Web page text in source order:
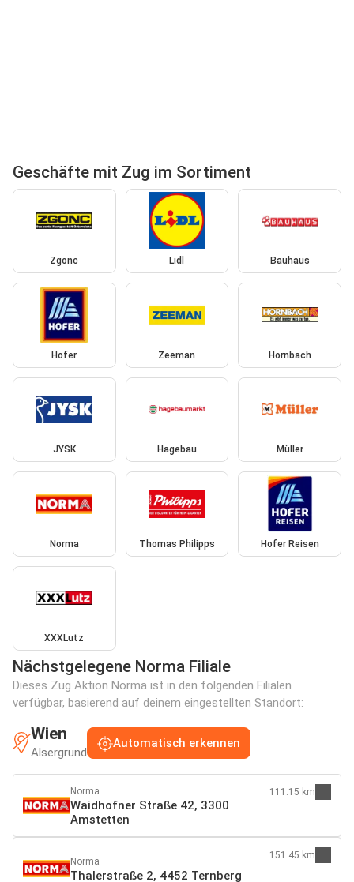
Geschäfte mit Zug im Sortiment
Zgonc Lidl Bauhaus
Hofer Zeeman Hornbach
JYSK Hagebau Müller
Norma Thomas Philipps Hofer Reisen
XXXLutz
Nächstgelegene Norma Filiale
Dieses Zug Aktion Norma ist in den folgenden Filialen
verfügbar, basierend auf deinem eingestellten Standort:
Wien
Alsergrund
Automatisch erkennen
Norma
Waidhofner Straße 42, 3300
Amstetten
111.15 km
Norma
Thalerstraße 2, 4452 Ternberg
151.45 km